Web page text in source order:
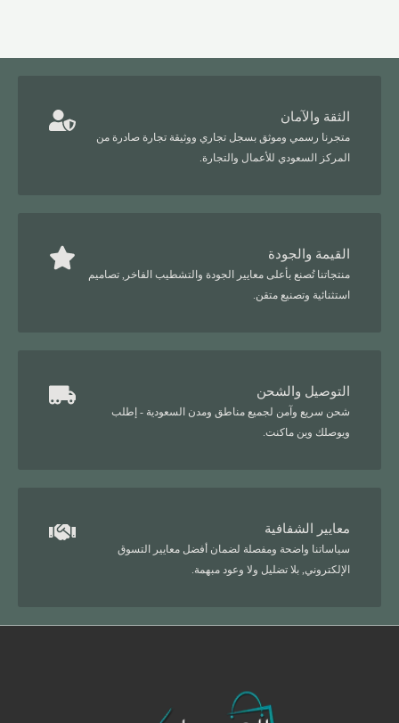
الثقة والآمان
متجرنا رسمي وموثق بسجل تجاري ووثيقة تجارة صادرة من
المركز السعودي للأعمال والتجارة.
القيمة والجودة
منتجاتنا تُصنع بأعلى معايير الجودة والتشطيب الفاخر, تصاميم
استثنائية وتصنيع متقن.
التوصيل والشحن
شحن سريع وآمن لجميع مناطق ومدن السعودية - إطلب
ويوصلك وين ماكنت.
معايير الشفافية
سياساتنا واضحة ومفصلة لضمان أفضل معايير التسوق
الإلكتروني, بلا تضليل ولا وعود مبهمة.